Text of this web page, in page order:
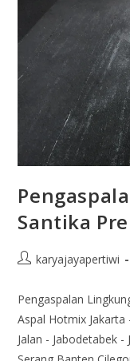
Santika
karyajayapertiwi
Pengaspalan
Aspal Hotmix
Jalan - Jabodetabek